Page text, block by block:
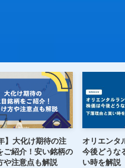
オリエンタルランドの株価は
今後どうなる？下落理由と買
い時を解説